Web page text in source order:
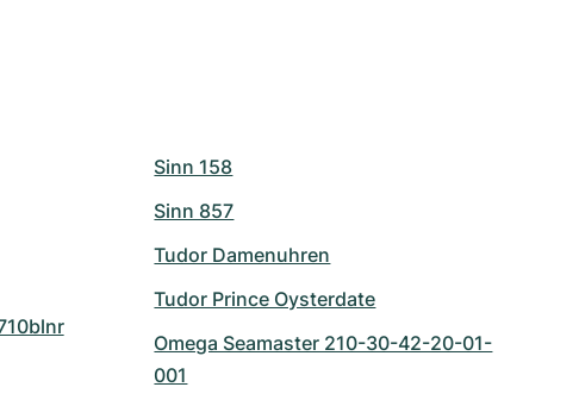
Sinn 158
Sinn 857
Tudor Damenuhren
Tudor Prince Oysterdate
Omega Seamaster 210-30-42-20-01-
001